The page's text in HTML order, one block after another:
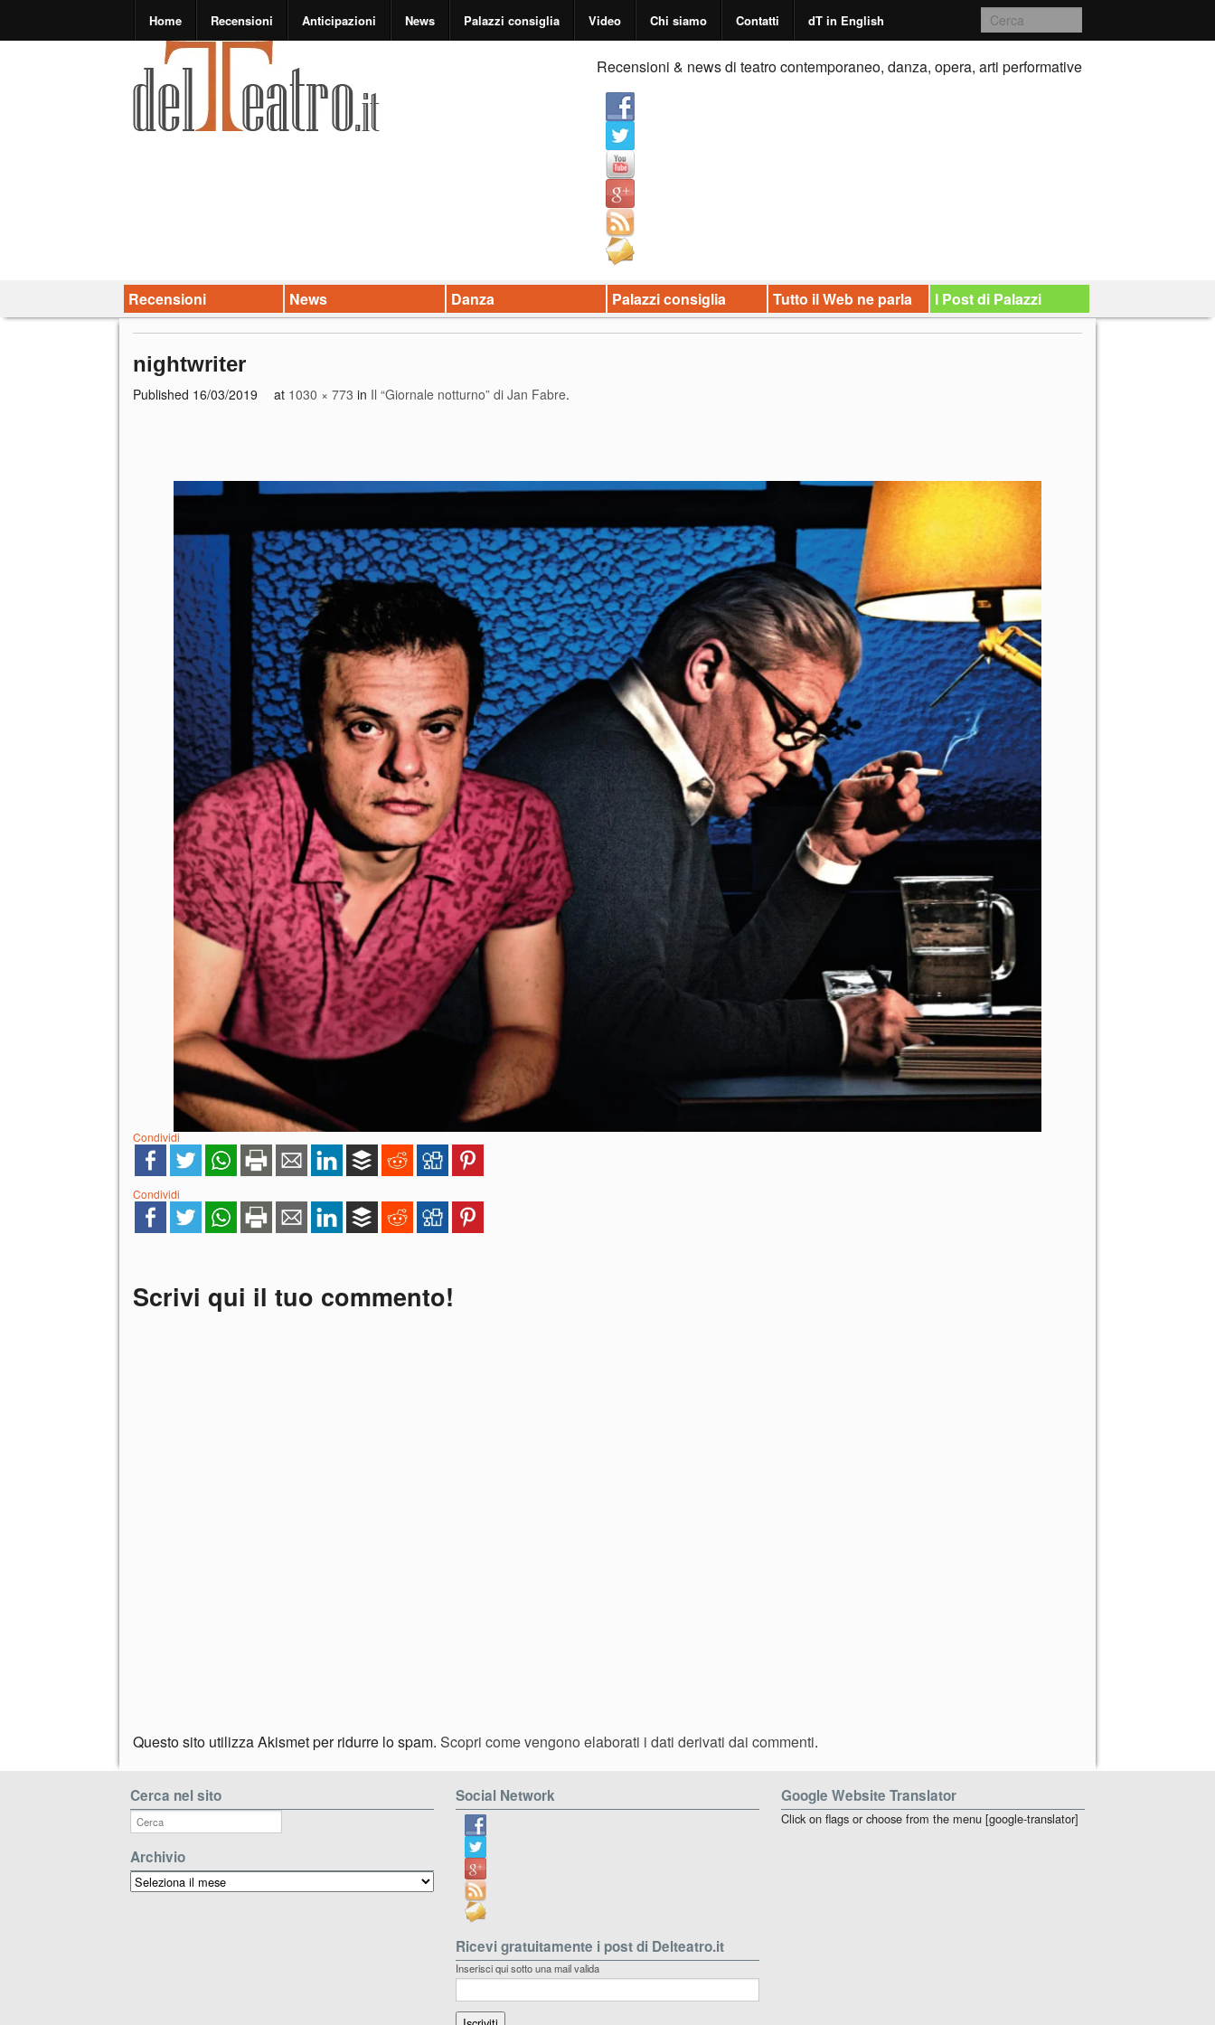
Home Recensioni Anticipazioni News Palazzi consiglia Video Chi siamo Contatti dT in English
Recensioni & news di teatro contemporaneo, danza, opera, arti performative
Recensioni News Danza Palazzi consiglia Tutto il Web ne parla I Post di Palazzi
nightwriter
Published 16/03/2019 at 1030 × 773 in Il “Giornale notturno” di Jan Fabre.
Condividi
Condividi
Scrivi qui il tuo commento!
Questo sito utilizza Akismet per ridurre lo spam. Scopri come vengono elaborati i dati derivati dai commenti.
Cerca nel sito
Archivio
Archivio
Social Network
Ricevi gratuitamente i post di Delteatro.it
Inserisci qui sotto una mail valida
Google Website Translator
Click on flags or choose from the menu [google-translator]